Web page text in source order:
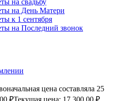
на свадьбу
на День Матери
к 1 сентября
на Последний звонок
цена составляла 25
₽Текущая цена: 17 300,00 ₽.